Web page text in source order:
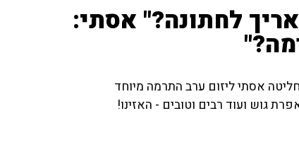
לחתונה?" אסתי:
אסתי ליזום ערב התרמה מיוחד
גוש ועוד רבים וטובים - האזינו!